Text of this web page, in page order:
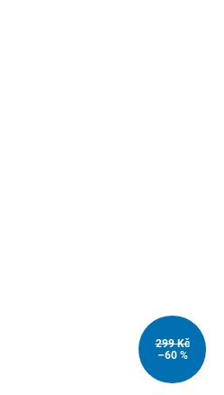
299 Kč
–60 %